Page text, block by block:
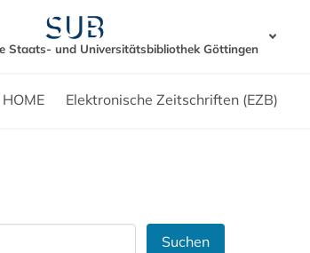
Staats- und Universitätsbibliothek Göttingen
HOME Elektronische Zeitschriften (EZB)
Suchen